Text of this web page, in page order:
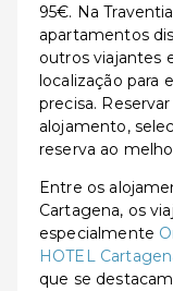
95€. Na
apartamentos
outros viajantes
localização para
precisa.
alojamento,
reserva ao
Entre os
Cartagena, os
especialmente
HOTEL
que se